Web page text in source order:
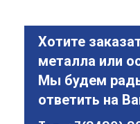
Хотите
металла или
Мы будем
ответить на